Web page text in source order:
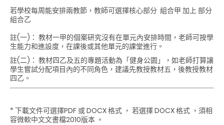
若學校每周能安排兩教節，教師可選擇核心部分 組合甲 加上 部分
組合乙
註(一)： 教材一甲的個案研究沒有在單元內安排時間，老師可按學
生能力和進設度，在課後或其他單元的課堂進行。
註(二)： 教材四乙及五的專題活動為「健身公園」，如老師打算讓
學生嘗試分配項目內的不同角色，建議先教授教材五，後教授教材
四乙。
* 下載文件可選擇PDF 或 DOCX 格式 ， 若選擇 DOCX 格式 ，須相
容微軟中文文書檔2010版本 。